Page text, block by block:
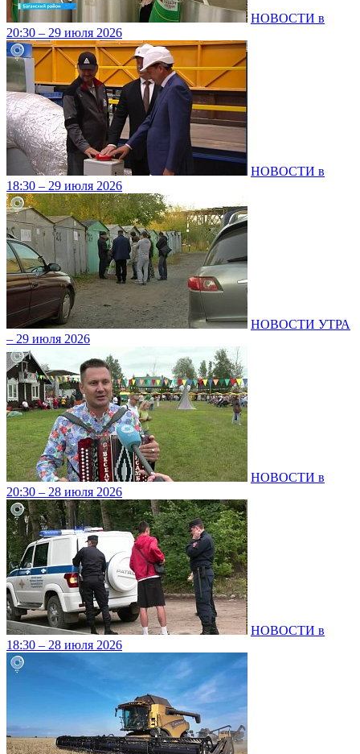
НОВОСТИ в
20:30 – 29 июля 2026
НОВОСТИ в
18:30 – 29 июля 2026
НОВОСТИ УТРА
– 29 июля 2026
НОВОСТИ в
20:30 – 28 июля 2026
НОВОСТИ в
18:30 – 28 июля 2026